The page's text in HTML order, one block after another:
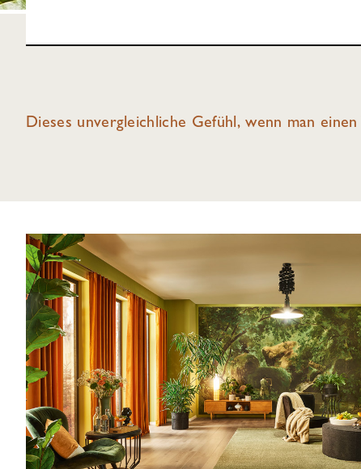
Dieses unvergleichliche Gefühl, wenn man